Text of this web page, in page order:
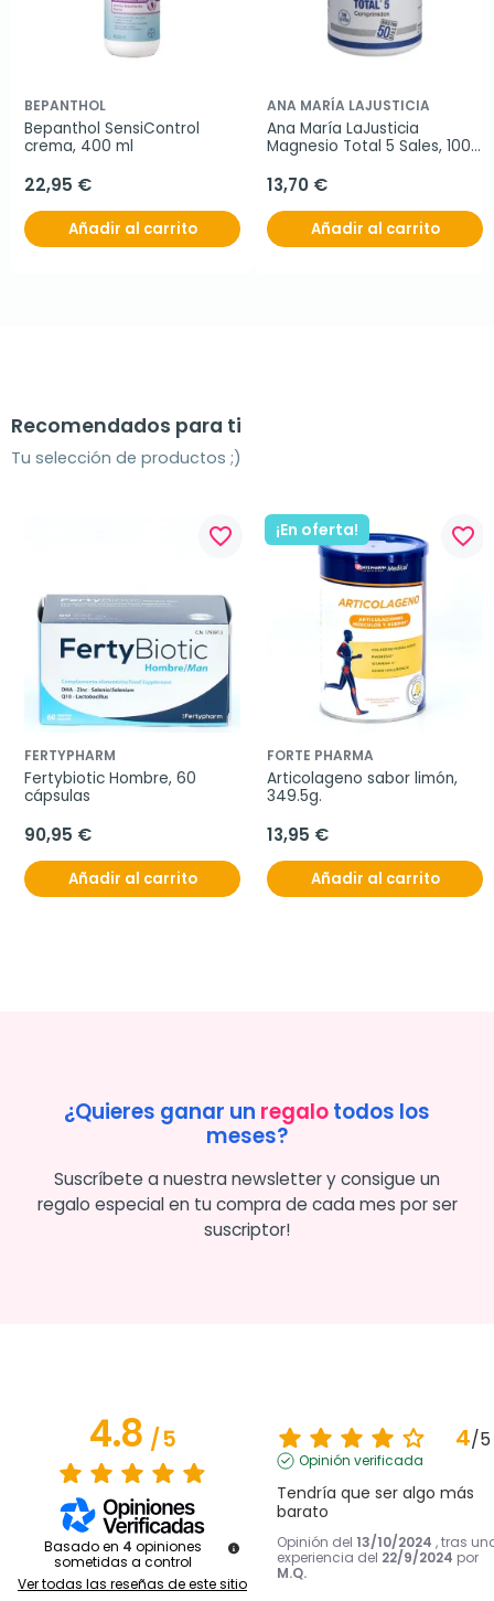
BEPANTHOL
Bepanthol SensiControl
crema, 400 ml
22,95 €
Añadir al carrito
ANA MARÍA LAJUSTICIA
Ana María LaJusticia
Magnesio Total 5 Sales, 100
13,70 €
Añadir al carrito
Recomendados para ti
Tu selección de productos ;)
favorite_border
FERTYPHARM
Fertybiotic Hombre, 60
cápsulas
90,95 €
Añadir al carrito
¡En oferta! favorite_border
FORTE PHARMA
Articolageno sabor limón,
349.5g.
13,95 €
Añadir al carrito
¿Quieres ganar un regalotodos los
meses?
Suscríbete a nuestra newsletter y consigue un
regalo especial en tu compra de cada mes por ser
suscriptor!
4.8/5
Basado en 4 opiniones
sometidas a control
Ver todas las reseñas de este sitio
4/5
Opinión verificada
Tendría que ser algo más
barato
Opinión del 13/10/2024 , tras
experiencia del 22/9/2024 por
M.Q.